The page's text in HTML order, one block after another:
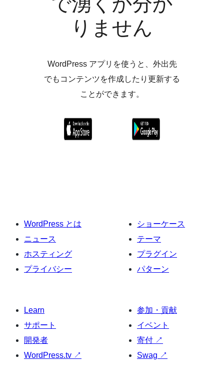
りません
WordPress アプリを使うと、外出先
でもコンテンツを作成したり更新する
ことができます。
WordPress とは
ニュース
ホスティング
プライバシー
ショーケース
テーマ
プラグイン
パターン
Learn
サポート
開発者
WordPress.tv ↗
参加・貢献
イベント
寄付 ↗
Swag ↗